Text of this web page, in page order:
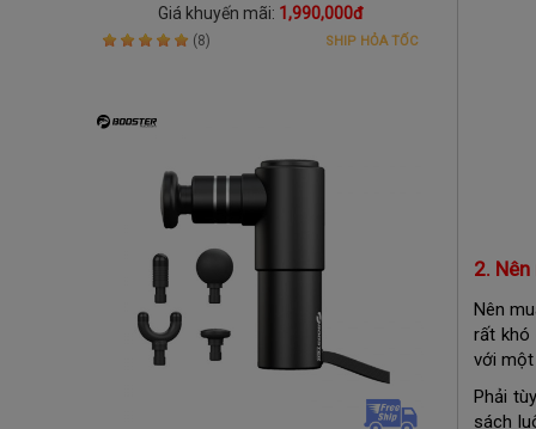
Giá khuyến mãi: 1,990,000đ
(8) SHIP HỎA TỐC
2.
Nên
rất khó
với một
Phải
sách